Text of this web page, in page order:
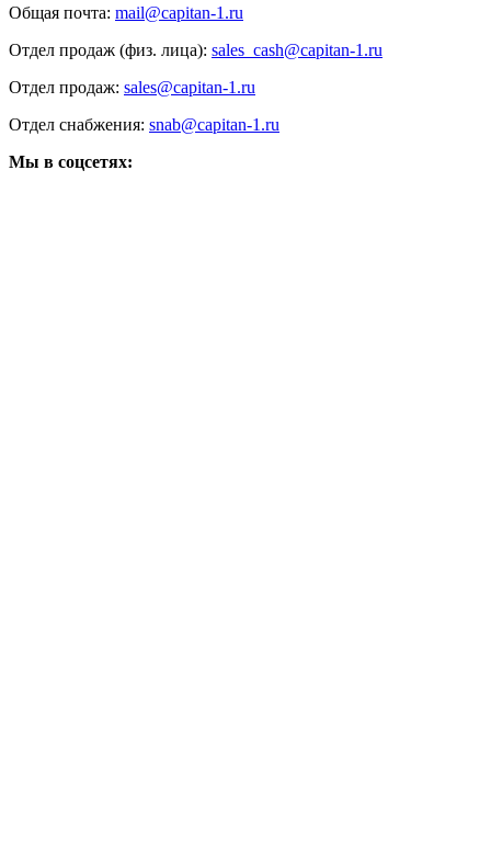
Общая почта: mail@capitan-1.ru
Отдел продаж (физ. лица): sales_cash@capitan-1.ru
Отдел продаж: sales@capitan-1.ru
Отдел снабжения: snab@capitan-1.ru
Мы в соцсетях: